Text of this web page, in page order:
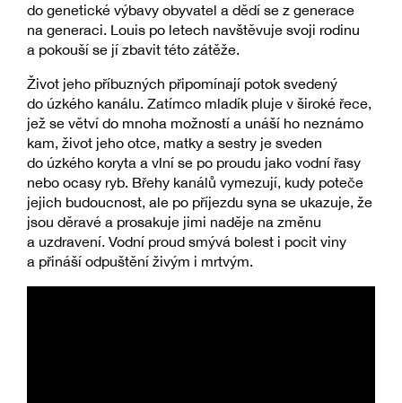
do genetické výbavy obyvatel a dědí se z generace
na generaci. Louis po letech navštěvuje svoji rodinu
a pokouší se jí zbavit této zátěže.
Život jeho příbuzných připomínají potok svedený
do úzkého kanálu. Zatímco mladík pluje v široké řece,
jež se větví do mnoha možností a unáší ho neznámo
kam, život jeho otce, matky a sestry je sveden
do úzkého koryta a vlní se po proudu jako vodní řasy
nebo ocasy ryb. Břehy kanálů vymezují, kudy poteče
jejich budoucnost, ale po příjezdu syna se ukazuje, že
jsou děravé a prosakuje jimi naděje na změnu
a uzdravení. Vodní proud smývá bolest i pocit viny
a přináší odpuštění živým i mrtvým.